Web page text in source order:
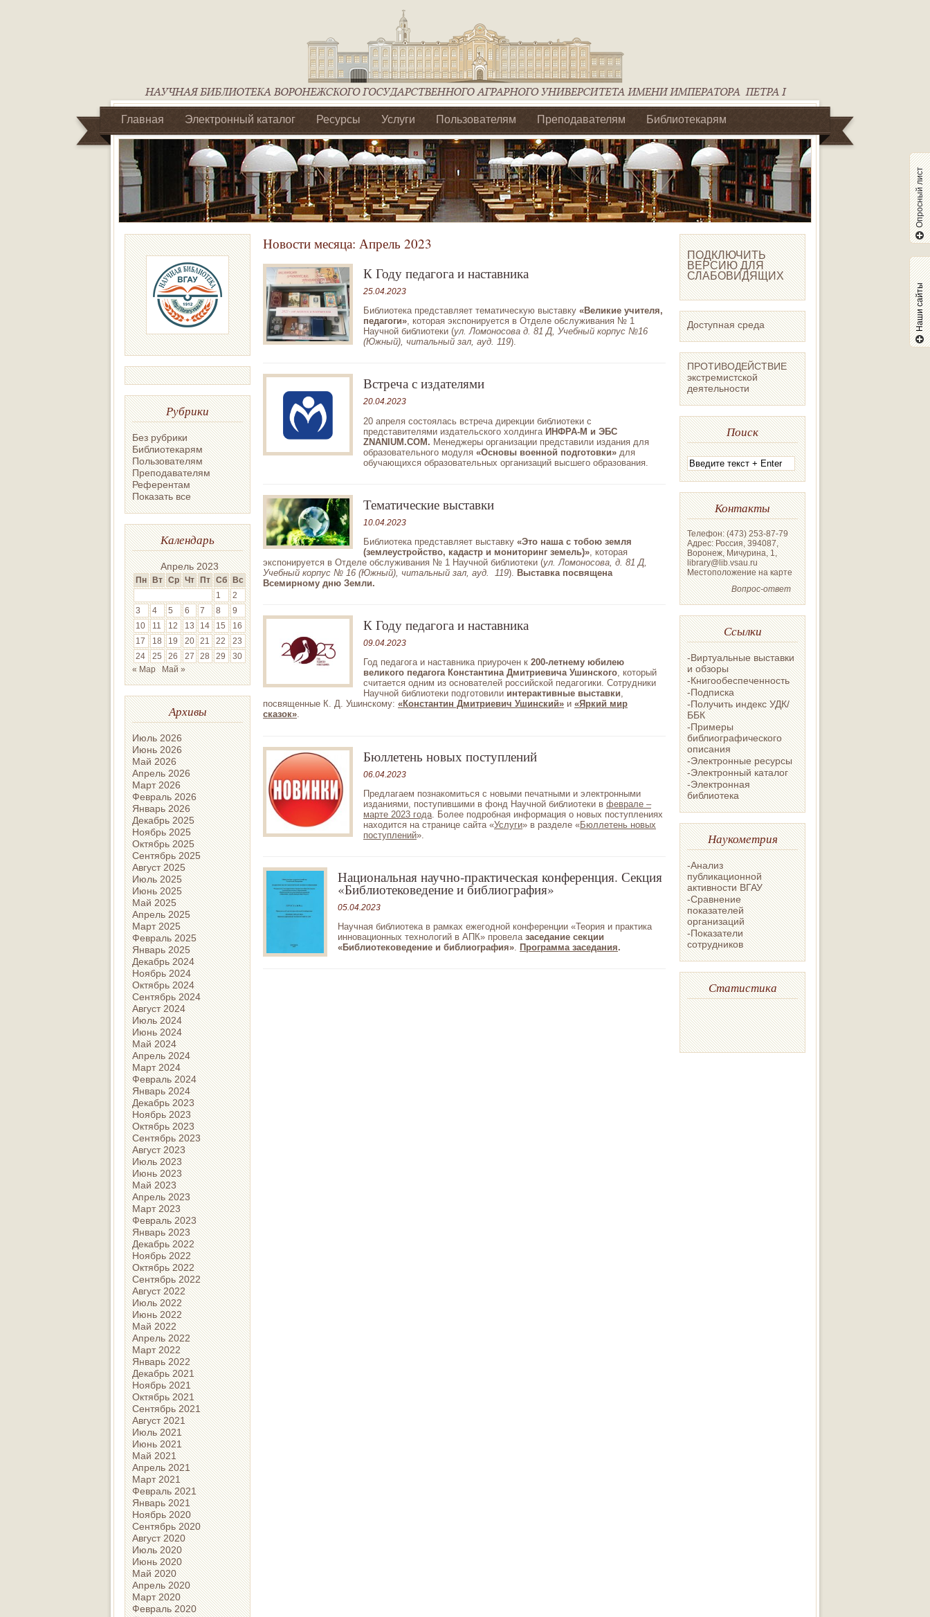
Главная Электронный каталог Ресурсы Услуги Пользователям Преподавателям Библиотекарям
Библиотеки регионального отделения Ассоциации Агрообразование по ЦФО
Рубрики
Без рубрики
Библиотекарям
Пользователям
Преподавателям
Референтам
Показать все
Календарь
Апрель 2023
Пн Вт Ср Чт Пт Сб Вс
1
2
3
4 5 6 7 8
9
10
11 12 13 14 15
16
17
18 19 20 21 22
23
24
25 26 27 28 29
30
« Мар
Май »
Архивы
Июль 2026
Июнь 2026
Май 2026
Апрель 2026
Март 2026
Февраль 2026
Январь 2026
Декабрь 2025
Ноябрь 2025
Октябрь 2025
Сентябрь 2025
Август 2025
Июль 2025
Июнь 2025
Май 2025
Апрель 2025
Март 2025
Февраль 2025
Январь 2025
Декабрь 2024
Ноябрь 2024
Октябрь 2024
Сентябрь 2024
Август 2024
Июль 2024
Июнь 2024
Май 2024
Апрель 2024
Март 2024
Февраль 2024
Январь 2024
Декабрь 2023
Ноябрь 2023
Октябрь 2023
Сентябрь 2023
Август 2023
Июль 2023
Июнь 2023
Май 2023
Апрель 2023
Март 2023
Февраль 2023
Январь 2023
Декабрь 2022
Ноябрь 2022
Октябрь 2022
Сентябрь 2022
Август 2022
Июль 2022
Июнь 2022
Май 2022
Апрель 2022
Март 2022
Январь 2022
Декабрь 2021
Ноябрь 2021
Октябрь 2021
Сентябрь 2021
Август 2021
Июль 2021
Июнь 2021
Май 2021
Апрель 2021
Март 2021
Февраль 2021
Январь 2021
Ноябрь 2020
Сентябрь 2020
Август 2020
Июль 2020
Июнь 2020
Май 2020
Апрель 2020
Март 2020
Февраль 2020
Новости месяца: Апрель 2023
К Году педагога и наставника
25.04.2023
Библиотека представляет тематическую выставку «Великие учителя,
педагоги», которая экспонируется в Отделе обслуживания № 1
Научной библиотеки (ул. Ломоносова д. 81 Д, Учебный корпус №16
(Южный), читальный зал, ауд. 119).
Встреча с издателями
20.04.2023
20 апреля состоялась встреча дирекции библиотеки с
представителями издательского холдинга ИНФРА-М и ЭБС
ZNANIUM.COM. Менеджеры организации представили издания для
образовательного модуля «Основы военной подготовки» для
обучающихся образовательных организаций высшего образования.
Тематические выставки
10.04.2023
Библиотека представляет выставку «Это наша с тобою земля
(землеустройство, кадастр и мониторинг земель)» , которая
экспонируется в Отделе обслуживания № 1 Научной библиотеки (ул. Ломоносова, д. 81 Д,
Учебный корпус № 16 (Южный), читальный зал, ауд. 119).
Выставка посвящена
Всемирному дню Земли.
К Году педагога и наставника
09.04.2023
Год педагога и наставника приурочен к 200-летнему юбилею
великого педагога Константина Дмитриевича Ушинского, который
считается одним из основателей российской педагогики. Сотрудники
Научной библиотеки подготовили интерактивные выставки,
посвященные К. Д. Ушинскому: «Константин Дмитриевич Ушинский» и «Яркий мир
сказок».
Бюллетень новых поступлений
06.04.2023
Предлагаем познакомиться с новыми печатными и электронными
изданиями, поступившими в фонд Научной библиотеки в феврале –
марте 2023 года . Более подробная информация о новых поступлениях
находится на странице сайта «Услуги» в разделе «Бюллетень новых
поступлений».
Национальная научно-практическая конференция. Секция
«Библиотековедение и библиография»
05.04.2023
Научная библиотека в рамках ежегодной конференции «Теория и практика
инновационных технологий в АПК» провела заседание секции
«Библиотековедение и библиография». Программа заседания.
ПОДКЛЮЧИТЬ
ВЕРСИЮ ДЛЯ
СЛАБОВИДЯЩИХ
Доступная среда
ПРОТИВОДЕЙСТВИЕ
экстремистской
деятельности
Поиск
Контакты
Телефон: (473) 253-87-79
Адрес: Россия, 394087,
Воронеж, Мичурина, 1,
library@lib.vsau.ru
Местоположение на карте
Вопрос-ответ
Ссылки
-Виртуальные выставки
и обзоры
-Книгообеспеченность
-Подписка
-Получить индекс УДК/
ББК
-Примеры
библиографического
описания
-Электронные ресурсы
-Электронный каталог
-Электронная
библиотека
Наукометрия
-Анализ
публикационной
активности ВГАУ
-Сравнение
показателей
организаций
-Показатели
сотрудников
Статистика
Опросный лист
Наши сайты